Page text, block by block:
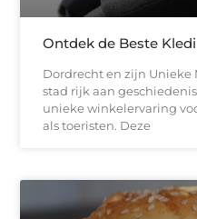
Ontdek de Beste
Dordrecht en zijn Unieke
stad rijk aan
unieke winkelervaring
als toeristen. Deze